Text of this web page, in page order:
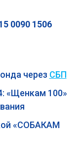
0090 1506
через СБП
«Щенкам 100»
«СОБАКАМ